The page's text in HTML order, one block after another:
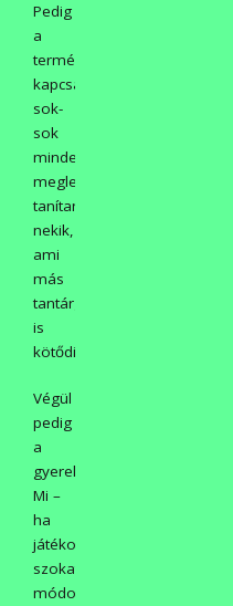
Pedig
a
természet
kapcsán
sok-
sok
mindent
meglehetne
tanítani
nekik,
ami
más
tantárgyakhoz
is
kötődik!
Végül
pedig
a
gyerekekről!
Mi –
ha
játékosan,
szokatlan
módokon